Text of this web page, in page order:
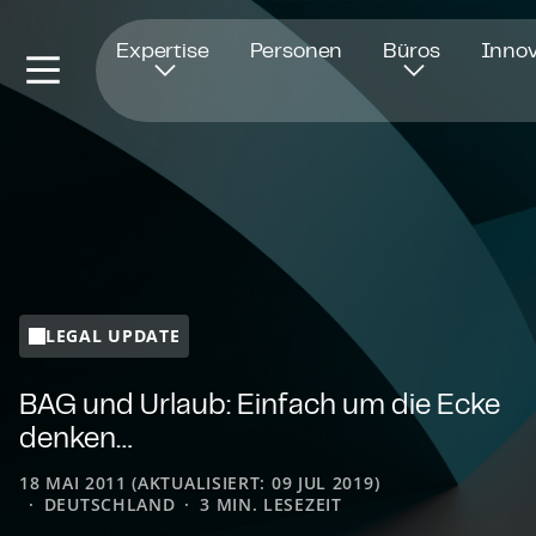
Expertise Personen Büros
LEGAL UPDATE
BAG und Urlaub: Einfach um die Ecke
denken…
18 MAI 2011 (AKTUALISIERT: 09 JUL 2019)
DEUTSCHLAND
3 MIN. LESEZEIT
Öffnet in einem neuen Fenster